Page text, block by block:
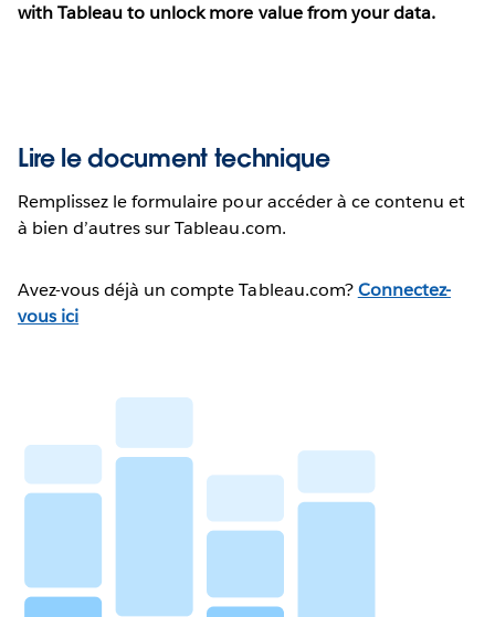
with Tableau to unlock more value from your data.
Lire le document technique
Remplissez le formulaire pour accéder à ce contenu et
à bien d’autres sur Tableau.com.
Avez-vous déjà un compte Tableau.com?Connectez-
vous ici